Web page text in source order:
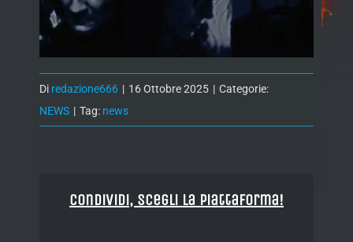
Di redazione666 | 16 Ottobre 2025 | Categorie:
NEWS | Tag: news
Condividi, Scegli la piattaforma!